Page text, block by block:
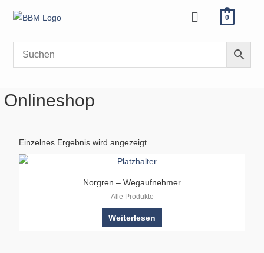
Inhalt
Menü 0
Onlineshop
Einzelnes Ergebnis wird angezeigt
Norgren – Wegaufnehmer
Alle Produkte
Weiterlesen